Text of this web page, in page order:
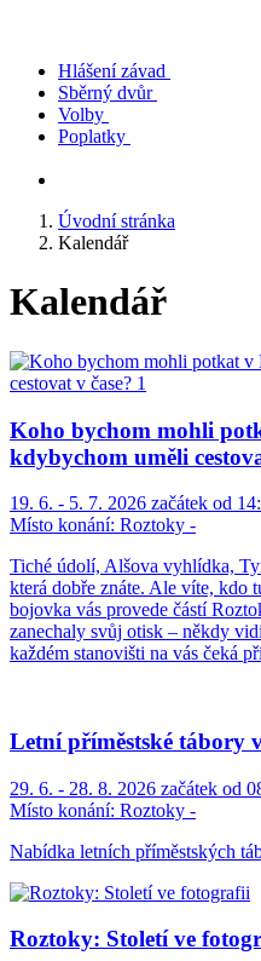
Hlášení závad
Sběrný dvůr
Volby
Poplatky
Úvodní stránka
Kalendář
Kalendář
Koho bychom mohli
kdybychom uměli
19. 6. - 5. 7. 2026 začátek od
Místo konání: Roztoky -
Tiché údolí, Alšova vyhlídka,
která dobře znáte. Ale víte, kdo
bojovka vás provede částí
zanechaly svůj otisk – někdy
každém stanovišti na vás čeká
Letní příměstské tábory
29. 6. - 28. 8. 2026 začátek od
Místo konání: Roztoky -
Nabídka letních příměstských
Roztoky: Století ve